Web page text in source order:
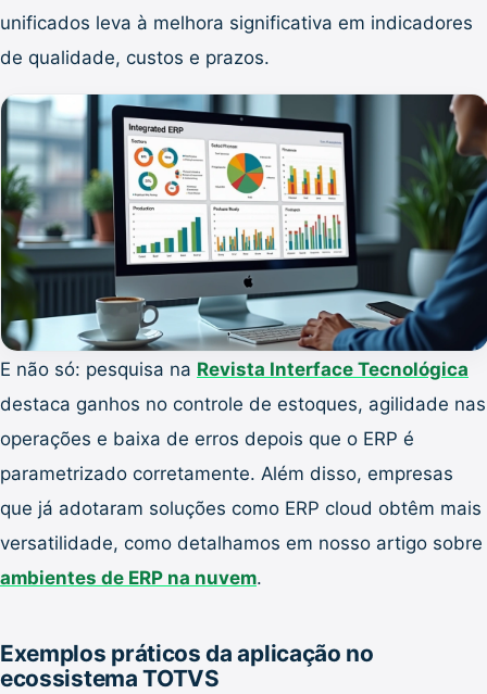
unificados leva à melhora significativa em indicadores
de qualidade, custos e prazos.
E não só: pesquisa na Revista Interface Tecnológica
destaca ganhos no controle de estoques, agilidade nas
operações e baixa de erros depois que o ERP é
parametrizado corretamente. Além disso, empresas
que já adotaram soluções como ERP cloud obtêm mais
versatilidade, como detalhamos em nosso artigo sobre
ambientes de ERP na nuvem.
Exemplos práticos da aplicação no
ecossistema TOTVS